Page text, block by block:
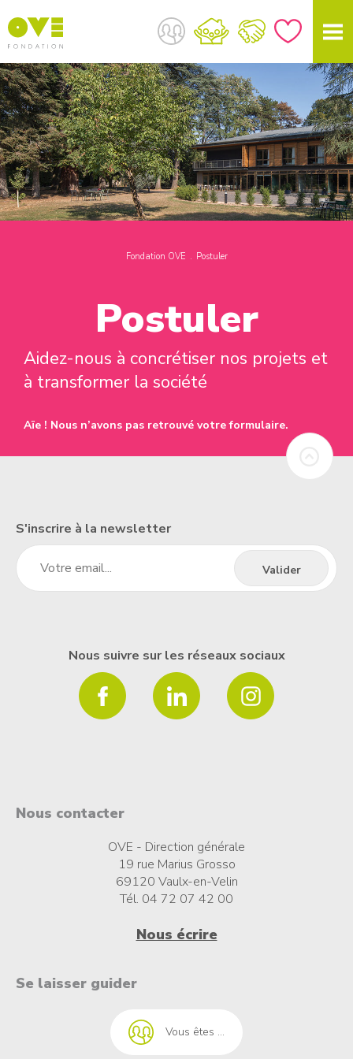
Fondation OVE Postuler
Postuler
Aidez-nous à concrétiser nos projets et
à transformer la société
Aïe ! Nous n’avons pas retrouvé votre formulaire.
S'inscrire à la newsletter
Nous suivre sur les réseaux sociaux
Nous contacter
OVE - Direction générale
19 rue Marius Grosso
69120 Vaulx-en-Velin
Tél. 04 72 07 42 00
Nous écrire
Se laisser guider
Vous êtes ...